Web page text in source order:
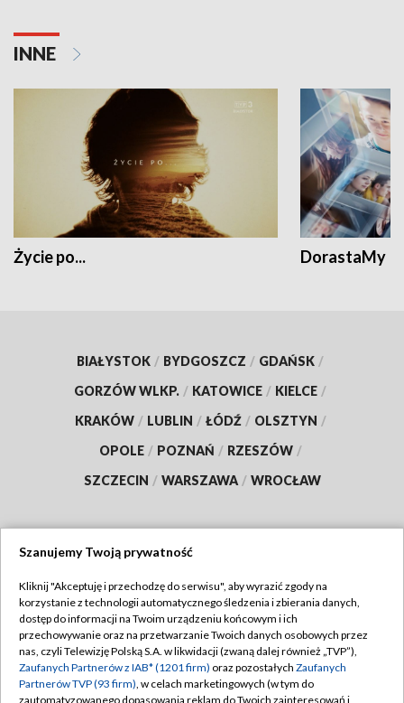
INNE
Życie po... DorastaMy
BIAŁYSTOK / BYDGOSZCZ / GDAŃSK /
GORZÓW WLKP. / KATOWICE / KIELCE /
KRAKÓW / LUBLIN / ŁÓDŹ / OLSZTYN /
OPOLE / POZNAŃ / RZESZÓW /
SZCZECIN / WARSZAWA / WROCŁAW
TVP
Abonament TVP
Emisja w TVP
Centrum informacji TVP
Regulamin TVP
Polityka prywatności
Moje zgody
Szanujemy Twoją prywatność
Kliknij "Akceptuję i przechodzę do serwisu", aby wyrazić zgody na
korzystanie z technologii automatycznego śledzenia i zbierania danych,
dostęp do informacji na Twoim urządzeniu końcowym i ich
przechowywanie oraz na przetwarzanie Twoich danych osobowych przez
nas, czyli Telewizję Polską S.A. w likwidacji (zwaną dalej również „TVP”),
Zaufanych Partnerów z IAB* (1201 firm) oraz pozostałych Zaufanych
Partnerów TVP (93 firm), w celach marketingowych (w tym do
zautomatyzowanego dopasowania reklam do Twoich zainteresowań i